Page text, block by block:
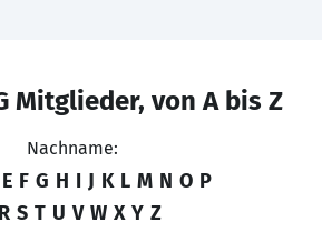
Mitglieder, von A bis Z
Nachname:
E F G H I J K L M N O P
R S T U V W X Y Z